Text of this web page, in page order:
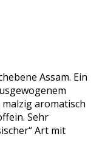
Assam. Ein
aromatisch
Sehr
Art mit